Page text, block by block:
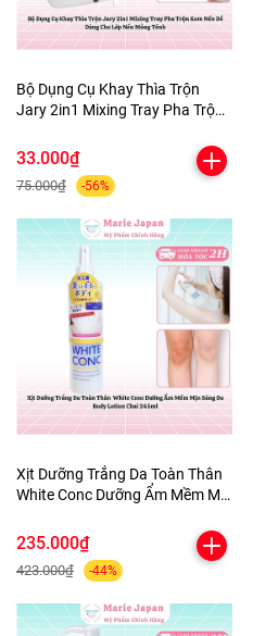
Bộ Dụng Cụ Khay Thìa Trộn
Jary 2in1 Mixing Tray Pha Trộn
Mỏng Tênh
33.000₫
75.000₫ -56%
Xịt Dưỡng Trắng Da Toàn Thân
White Conc Dưỡng Ẩm Mềm Mịn
245ml
235.000₫
423.000₫ -44%